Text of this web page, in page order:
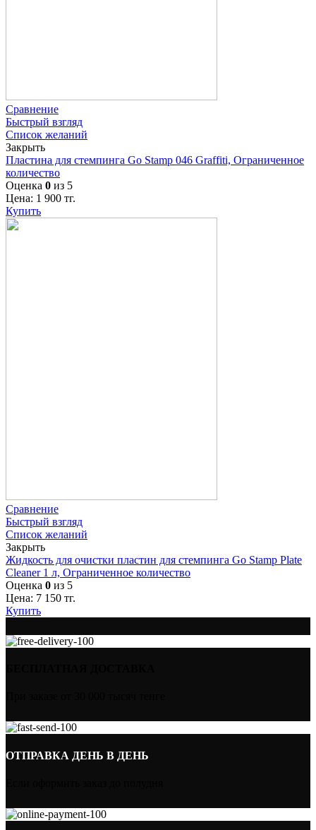
Сравнение
Быстрый взгляд
Список желаний
Закрыть
Пластина для стемпинга Go Stamp 046 Graffiti, Ограниченное
количество
Оценка 0 из 5
Цена: 1 900 тг.
Купить
Сравнение
Быстрый взгляд
Список желаний
Закрыть
Жидкость для очистки пластин для стемпинга Go Stamp Plate
Cleaner 1 л, Ограниченное количество
Оценка 0 из 5
Цена: 7 150 тг.
Купить
ОТПРАВКА ДЕНЬ В ДЕНЬ